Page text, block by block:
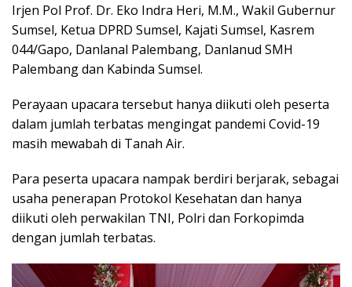
Irjen Pol Prof. Dr. Eko Indra Heri, M.M., Wakil Gubernur
Sumsel, Ketua DPRD Sumsel, Kajati Sumsel, Kasrem
044/Gapo, Danlanal Palembang, Danlanud SMH
Palembang dan Kabinda Sumsel.
Perayaan upacara tersebut hanya diikuti oleh peserta
dalam jumlah terbatas mengingat pandemi Covid-19
masih mewabah di Tanah Air.
Para peserta upacara nampak berdiri berjarak, sebagai
usaha penerapan Protokol Kesehatan dan hanya
diikuti oleh perwakilan TNI, Polri dan Forkopimda
dengan jumlah terbatas.